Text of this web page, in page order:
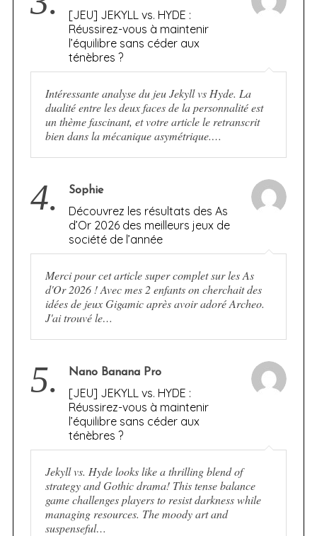
[JEU] JEKYLL vs. HYDE :
Réussirez-vous à maintenir
l’équilibre sans céder aux
ténèbres ?
Intéressante analyse du jeu Jekyll vs Hyde. La
dualité entre les deux faces de la personnalité est
un thème fascinant, et votre article le retranscrit
bien dans la mécanique asymétrique.…
4. Sophie
Découvrez les résultats des As
d’Or 2026 des meilleurs jeux de
société de l’année
Merci pour cet article super complet sur les As
d'Or 2026 ! Avec mes 2 enfants on cherchait des
idées de jeux Gigamic après avoir adoré Archeo.
J'ai trouvé le…
5. Nano Banana Pro
[JEU] JEKYLL vs. HYDE :
Réussirez-vous à maintenir
l’équilibre sans céder aux
ténèbres ?
Jekyll vs. Hyde looks like a thrilling blend of
strategy and Gothic drama! This tense balance
game challenges players to resist darkness while
managing resources. The moody art and
suspenseful…